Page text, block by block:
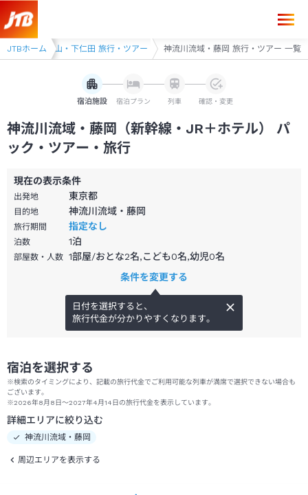
JTBホーム
磯部・妙義山・下仁田 旅行・ツアー 神流川流域・藤岡 旅行・ツアー 一覧
宿泊施設 宿泊プラン 列車 確認・変更
神流川流域・藤岡（新幹線・JR＋ホテル） パ
ック・ツアー・旅行
現在の表示条件
出発地 東京都
目的地 神流川流域・藤岡
旅行期間 指定なし
泊数 1泊
部屋数・人数 1部屋/おとな2名,こども0名,幼児0名
条件を変更する
日付を選択すると、
旅行代金が分かりやすくなります。
宿泊を選択する
※検索のタイミングにより、記載の旅行代金でご利用可能な列車が満席で選択できない場合も
ございます。
※2026年8月8日～2027年4月14日の旅行代金を表示しています。
詳細エリアに絞り込む
神流川流域・藤岡
周辺エリアを表示する